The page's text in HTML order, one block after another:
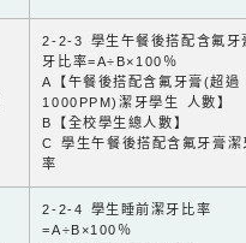
2-2-3 學生午餐後搭配含氟牙
牙比率=A÷B×100％
A【午餐後搭配含氟牙膏(超過
1000PPM)潔牙學生 人數】
B【全校學生總人數】
C 學生午餐後搭配含氟牙膏潔
率
2-2-4 學生睡前潔牙比率
=A÷B×100％